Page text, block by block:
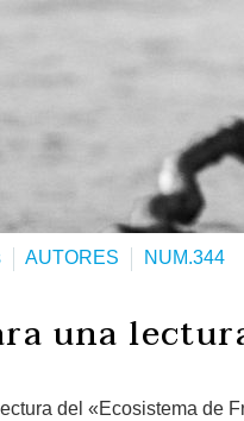
AUTORES NUM.344
una
del «Ecosistema de